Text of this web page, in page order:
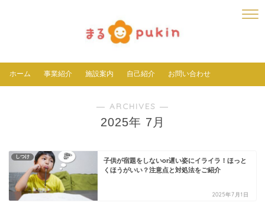
ホーム 事業紹介 施設案内 自己紹介 お問い合わせ
― ARCHIVES ―
2025年 7月
しつけ
子供が宿題をしないor遅い姿にイライラ！ほっと
くほうがいい？注意点と対処法をご紹介
2025年7月1日